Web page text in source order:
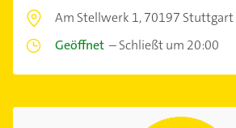
Am Stellwerk 1,70197 Stuttgart
Geöffnet –Schließt um 20:00